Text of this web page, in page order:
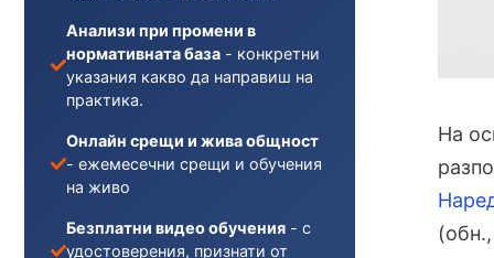
На
Анализи при промени в
нормативната база - конкретни
указания какво да направиш на
практика.
Онлайн срещи и жива общност
- ежемесечни срещи и обучения
на живо
Безплатни видео обучения - с
удостоверения, признати от